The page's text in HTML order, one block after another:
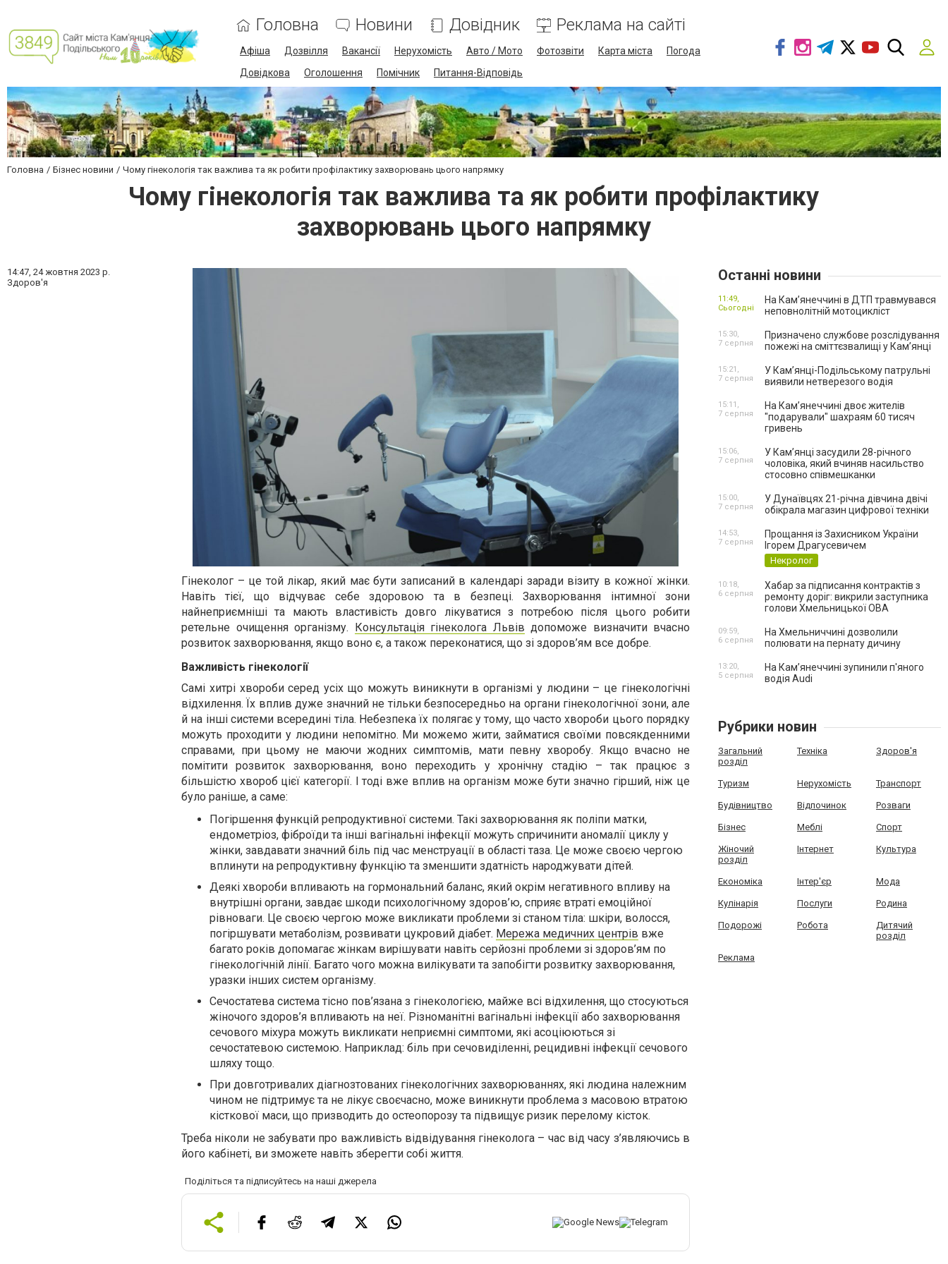
Головна Новини Довідник Реклама на сайті
Афіша Дозвілля Вакансії Нерухомість Авто / Мото Фотозвіти Карта міста
Погода
Довідкова
Оголошення Помічник Питання-Відповідь
Головна Бізнес новини Чому гінекологія так важлива та як робити профілактику захворювань цього напрямку
Чому гінекологія так важлива та як робити профілактику
захворювань цього напрямку
14:47, 24 жовтня 2023 р.
Здоров'я
Гінеколог – це той лікар, який має бути записаний в календарі заради візиту в кожної жінки.
Навіть тієї, що відчуває себе здоровою та в безпеці. Захворювання інтимної зони
найнеприємніші та мають властивість довго лікуватися з потребою після цього робити
ретельне очищення організму. Консультація гінеколога Львів допоможе визначити вчасно
розвиток захворювання, якщо воно є, а також переконатися, що зі здоров’ям все добре.
Важливість гінекології
Самі хитрі хвороби серед усіх що можуть виникнути в організмі у людини – це гінекологічні
відхилення. Їх вплив дуже значний не тільки безпосередньо на органи гінекологічної зони, але
й на інші системи всередині тіла. Небезпека їх полягає у тому, що часто хвороби цього порядку
можуть проходити у людини непомітно. Ми можемо жити, займатися своїми повсякденними
справами, при цьому не маючи жодних симптомів, мати певну хворобу. Якщо вчасно не
помітити розвиток захворювання, воно переходить у хронічну стадію – так працює з
більшістю хвороб цієї категорії. І тоді вже вплив на організм може бути значно гірший, ніж це
було раніше, а саме:
Погіршення функцій репродуктивної системи. Такі захворювання як поліпи матки,
ендометріоз, фіброїди та інші вагінальні інфекції можуть спричинити аномалії циклу у
жінки, завдавати значний біль під час менструації в області таза. Це може своєю чергою
вплинути на репродуктивну функцію та зменшити здатність народжувати дітей.
Деякі хвороби впливають на гормональний баланс, який окрім негативного впливу на
внутрішні органи, завдає шкоди психологічному здоров’ю, сприяє втраті емоційної
рівноваги. Це своєю чергою може викликати проблеми зі станом тіла: шкіри, волосся,
погіршувати метаболізм, розвивати цукровий діабет. Мережа медичних центрів вже
багато років допомагає жінкам вирішувати навіть серйозні проблеми зі здоров’ям по
гінекологічній лінії. Багато чого можна вилікувати та запобігти розвитку захворювання,
уразки інших систем організму.
Сечостатева система тісно пов’язана з гінекологією, майже всі відхилення, що стосуються
жіночого здоров’я впливають на неї. Різноманітні вагінальні інфекції або захворювання
сечового міхура можуть викликати неприємні симптоми, які асоціюються зі
сечостатевою системою. Наприклад: біль при сечовиділенні, рецидивні інфекції сечового
шляху тощо.
При довготривалих діагнозтованих гінекологічних захворюваннях, які людина належним
чином не підтримує та не лікує своєчасно, може виникнути проблема з масовою втратою
кісткової маси, що призводить до остеопорозу та підвищує ризик перелому кісток.
Треба ніколи не забувати про важливість відвідування гінеколога – час від часу з’являючись в
його кабінеті, ви зможете навіть зберегти собі життя.
Поділіться та підписуйтесь на наші джерела
Останні новини
На Кам’янеччині в ДТП травмувався
неповнолітній мотоцикліст
11:49,
Сьогодні
Призначено службове розслідування
пожежі на сміттєзвалищі у Кам’янці
15:30,
7 серпня
У Кам’янці-Подільському патрульні
виявили нетверезого водія
15:21,
7 серпня
На Камʼянеччині двоє жителів
"подарували" шахраям 60 тисяч
гривень
15:11,
7 серпня
У Камʼянці засудили 28-річного
чоловіка, який вчиняв насильство
стосовно співмешканки
15:06,
7 серпня
У Дунаївцях 21-річна дівчина двічі
обікрала магазин цифрової техніки
15:00,
7 серпня
Прощання із Захисником України
Ігорем Драгусевичем
Некролог
14:53,
7 серпня
Хабар за підписання контрактів з
ремонту доріг: викрили заступника
голови Хмельницької ОВА
10:18,
6 серпня
На Хмельниччині дозволили
полювати на пернату дичину
09:59,
6 серпня
На Камʼянеччині зупинили п'яного
водія Audi
13:20,
5 серпня
Рубрики новин
Загальний
розділ
Техніка Здоров'я
Туризм Нерухомість Транспорт
Будівництво Відпочинок Розваги
Бізнес Меблі Спорт
Жіночий
розділ
Інтернет Культура
Економіка Інтер'єр Мода
Кулінарія Послуги Родина
Подорожі Робота
Дитячий
розділ
Реклама